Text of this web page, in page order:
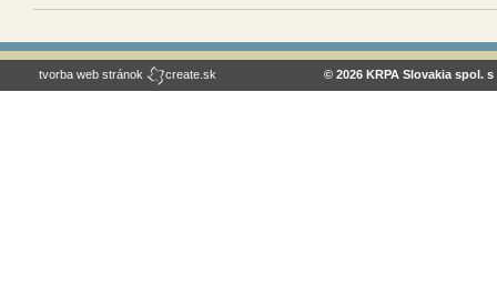
tvorba web stránok create.sk © 2026 KRPA Slovakia spol. s